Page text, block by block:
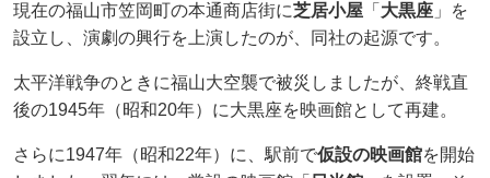
現在の福山市笠岡町の本通商店街に芝居小屋 「 大黒座 」を
設立し、演劇の興行を上演したのが、同社の起源です。
太平洋戦争のときに福山大空襲で被災しましたが、終戦直
後の1945年（昭和20年）に大黒座を映画館として再建。
さらに1947年（昭和22年）に、駅前で仮設の映画館を開始